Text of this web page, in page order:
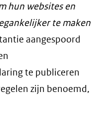
hun websites en
te maken
aangespoord
te publiceren
zijn benoemd,